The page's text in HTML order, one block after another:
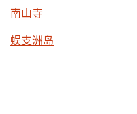
南山寺
蜈支洲岛